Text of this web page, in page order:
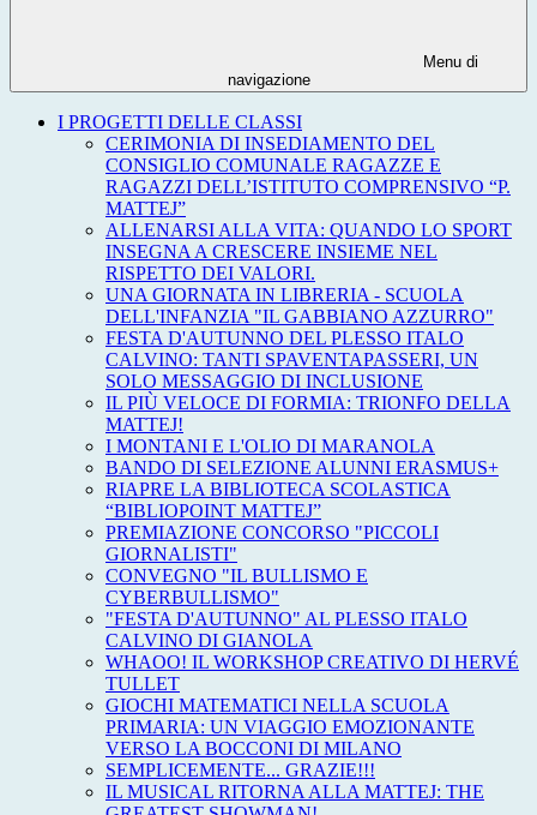
Menu di
navigazione
I PROGETTI DELLE CLASSI
CERIMONIA DI INSEDIAMENTO DEL
CONSIGLIO COMUNALE RAGAZZE E
RAGAZZI DELL’ISTITUTO COMPRENSIVO “P.
MATTEJ”
ALLENARSI ALLA VITA: QUANDO LO SPORT
INSEGNA A CRESCERE INSIEME NEL
RISPETTO DEI VALORI.
UNA GIORNATA IN LIBRERIA - SCUOLA
DELL'INFANZIA "IL GABBIANO AZZURRO"
FESTA D'AUTUNNO DEL PLESSO ITALO
CALVINO: TANTI SPAVENTAPASSERI, UN
SOLO MESSAGGIO DI INCLUSIONE
IL PIÙ VELOCE DI FORMIA: TRIONFO DELLA
MATTEJ!
I MONTANI E L'OLIO DI MARANOLA
BANDO DI SELEZIONE ALUNNI ERASMUS+
RIAPRE LA BIBLIOTECA SCOLASTICA
“BIBLIOPOINT MATTEJ”
PREMIAZIONE CONCORSO "PICCOLI
GIORNALISTI"
CONVEGNO "IL BULLISMO E
CYBERBULLISMO"
"FESTA D'AUTUNNO" AL PLESSO ITALO
CALVINO DI GIANOLA
WHAOO! IL WORKSHOP CREATIVO DI HERVÉ
TULLET
GIOCHI MATEMATICI NELLA SCUOLA
PRIMARIA: UN VIAGGIO EMOZIONANTE
VERSO LA BOCCONI DI MILANO
SEMPLICEMENTE... GRAZIE!!!
IL MUSICAL RITORNA ALLA MATTEJ: THE